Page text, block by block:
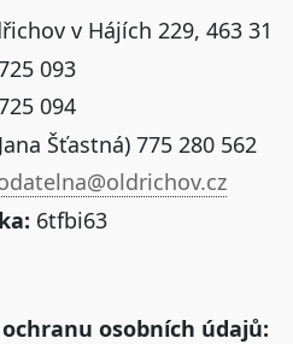
v Hájích 229, 463 31
093
094
Šťastná) 775 280 562
6tfbi63
osobních údajů: